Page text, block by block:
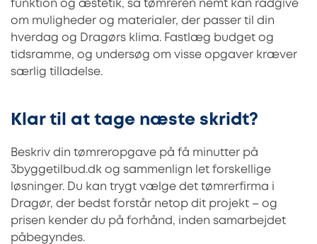
funktion og æstetik, så tømreren nemt kan rådgive
om muligheder og materialer, der passer til din
hverdag og Dragørs klima. Fastlæg budget og
tidsramme, og undersøg om visse opgaver kræver
særlig tilladelse.
Klar til at tage næste skridt?
Beskriv din tømreropgave på få minutter på
3byggetilbud.dk og sammenlign let forskellige
løsninger. Du kan trygt vælge det tømrerfirma i
Dragør, der bedst forstår netop dit projekt – og
prisen kender du på forhånd, inden samarbejdet
påbegyndes.